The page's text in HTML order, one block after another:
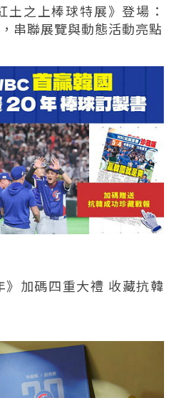
土之上棒球特展》登場：
串聯展覽與動態活動亮點
加碼四重大禮 收藏抗韓